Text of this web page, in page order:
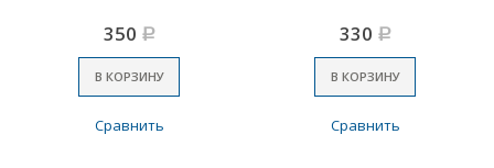
350 Р
В КОРЗИНУ
Сравнить
330 Р
В КОРЗИНУ
Сравнить